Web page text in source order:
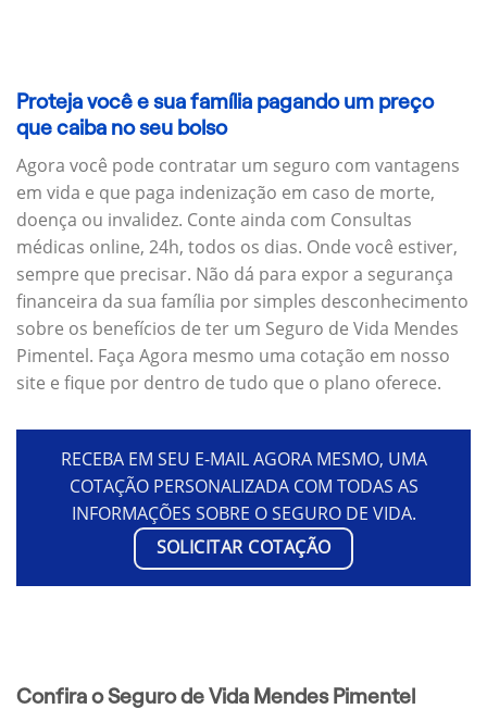
Proteja você e sua família pagando um preço
que caiba no seu bolso
Agora você pode contratar um seguro com vantagens
em vida e que paga indenização em caso de morte,
doença ou invalidez. Conte ainda com Consultas
médicas online, 24h, todos os dias. Onde você estiver,
sempre que precisar. Não dá para expor a segurança
financeira da sua família por simples desconhecimento
sobre os benefícios de ter um Seguro de Vida Mendes
Pimentel. Faça Agora mesmo uma cotação em nosso
site e fique por dentro de tudo que o plano oferece.
RECEBA EM SEU E-MAIL AGORA MESMO, UMA
COTAÇÃO PERSONALIZADA COM TODAS AS
INFORMAÇÕES SOBRE O SEGURO DE VIDA.
SOLICITAR COTAÇÃO
Confira o Seguro de Vida Mendes Pimentel